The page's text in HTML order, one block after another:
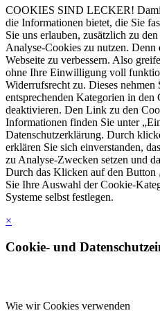
COOKIES SIND LECKER!
die Informationen bietet, die Sie
Sie uns erlauben, zusätzlich zu
Analyse-Cookies zu nutzen. Denn
Webseite zu verbessern. Also
ohne Ihre Einwilligung voll
Widerrufsrecht zu. Dieses nehmen
entsprechenden Kategorien in den
deaktivieren. Den Link zu den
Informationen finden Sie unter
Datenschutzerklärung. Durch
erklären Sie sich einverstanden,
zu Analyse-Zwecken setzen und
Durch das Klicken auf den Button
Sie Ihre Auswahl der Cookie-
Systeme selbst festlegen.
×
Cookie- und
Wie wir Cookies verwenden